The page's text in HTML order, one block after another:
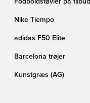
Fodboldstøvler på tilbud
Nike Tiempo
adidas F50 Elite
Barcelona trøjer
Kunstgræs (AG)